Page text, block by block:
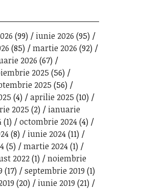
(99) iunie 2026 (95)
(85) martie 2026 (92)
2026 (67)
2025 (56)
2025 (56)
(4) aprilie 2025 (10)
2025 (2)
ianuarie
(1) octombrie 2024(4)
(8) iunie 2024(11)
(5) martie 2024(1)
2022(1)
noiembrie
(17) septembrie 2019 (1)
(20) iunie 2019 (21)